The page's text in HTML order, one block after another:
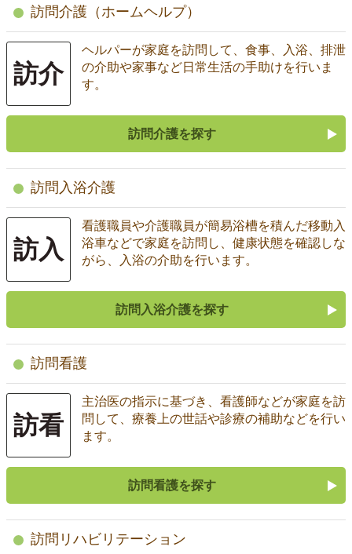
訪問介護（ホームヘルプ）
訪介
ヘルパーが家庭を訪問して、食事、入浴、排泄
の介助や家事など日常生活の手助けを行いま
す。
訪問介護を探す
訪問入浴介護
訪入
看護職員や介護職員が簡易浴槽を積んだ移動入
浴車などで家庭を訪問し、健康状態を確認しな
がら、入浴の介助を行います。
訪問入浴介護を探す
訪問看護
訪看
主治医の指示に基づき、看護師などが家庭を訪
問して、療養上の世話や診療の補助などを行い
ます。
訪問看護を探す
訪問リハビリテーション